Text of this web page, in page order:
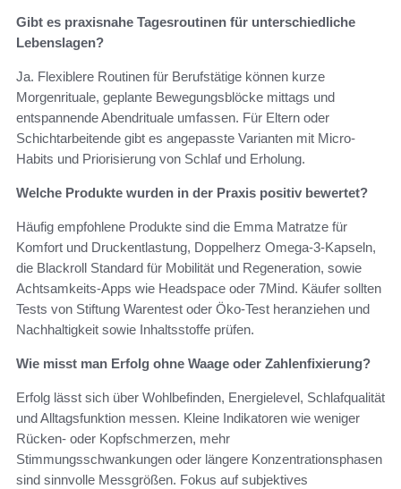
Gibt es praxisnahe Tagesroutinen für unterschiedliche
Lebenslagen?
Ja. Flexiblere Routinen für Berufstätige können kurze
Morgenrituale, geplante Bewegungsblöcke mittags und
entspannende Abendrituale umfassen. Für Eltern oder
Schichtarbeitende gibt es angepasste Varianten mit Micro-
Habits und Priorisierung von Schlaf und Erholung.
Welche Produkte wurden in der Praxis positiv bewertet?
Häufig empfohlene Produkte sind die Emma Matratze für
Komfort und Druckentlastung, Doppelherz Omega-3-Kapseln,
die Blackroll Standard für Mobilität und Regeneration, sowie
Achtsamkeits-Apps wie Headspace oder 7Mind. Käufer sollten
Tests von Stiftung Warentest oder Öko-Test heranziehen und
Nachhaltigkeit sowie Inhaltsstoffe prüfen.
Wie misst man Erfolg ohne Waage oder Zahlenfixierung?
Erfolg lässt sich über Wohlbefinden, Energielevel, Schlafqualität
und Alltagsfunktion messen. Kleine Indikatoren wie weniger
Rücken- oder Kopfschmerzen, mehr
Stimmungsschwankungen oder längere Konzentrationsphasen
sind sinnvolle Messgrößen. Fokus auf subjektives